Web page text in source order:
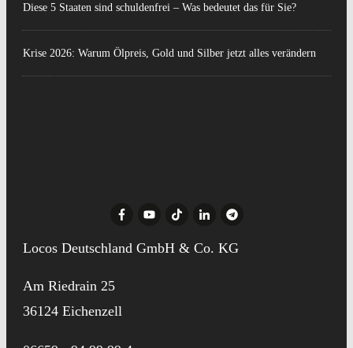
Locos Deutschland GmbH & Co. KG
Am Riedrain 25
36124 Eichenzell
Diese 5 Staaten sind schuldenfrei – Was bedeutet das für Sie?
Krise 2026: Warum Ölpreis, Gold und Silber jetzt alles verändern